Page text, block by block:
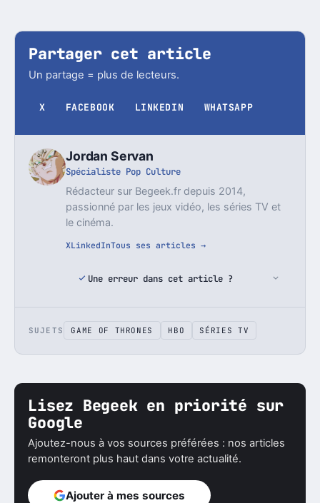
Partager cet article
Un partage = plus de lecteurs.
X FACEBOOK LINKEDIN WHATSAPP
Jordan Servan
Spécialiste Pop Culture
Rédacteur sur Begeek.fr depuis 2014,
passionné par les jeux vidéo, les séries TV et
le cinéma.
XLinkedInTous ses articles →
Une erreur dans cet article ?
SUJETS GAME OF THRONES HBO SÉRIES TV
Lisez Begeek en priorité sur
Google
Ajoutez-nous à vos sources préférées : nos articles
remonteront plus haut dans votre actualité.
Ajouter à mes sources